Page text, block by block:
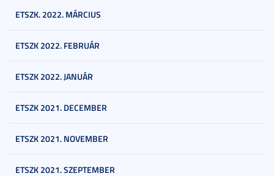
ETSZK. 2022. MÁRCIUS
ETSZK 2022. FEBRUÁR
ETSZK 2022. JANUÁR
ETSZK 2021. DECEMBER
ETSZK 2021. NOVEMBER
ETSZK 2021. SZEPTEMBER